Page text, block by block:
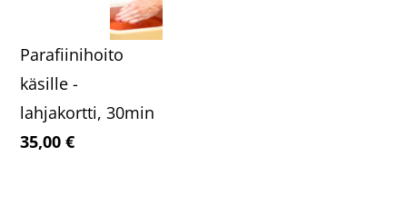
Parafiinihoito
käsille -
lahjakortti, 30min
35,00€